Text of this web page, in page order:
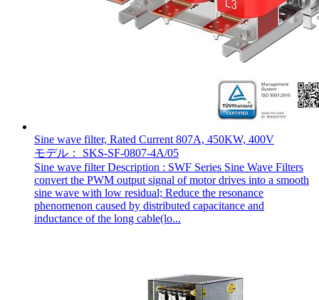
Sine wave filter, Rated Current 807A, 450KW, 400V
モデル： SKS-SF-0807-4A/05
Sine wave filter Description : SWF Series Sine Wave Filters
convert the PWM output signal of motor drives into a smooth
sine wave with low residual; Reduce the resonance
phenomenon caused by distributed capacitance and
inductance of the long cable(lo...